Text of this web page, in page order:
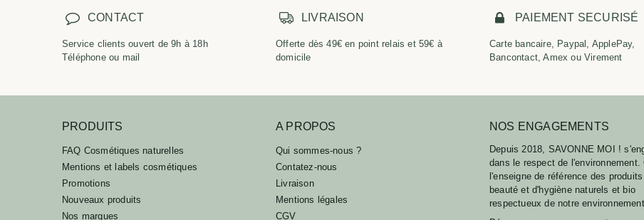
CONTACT
Service clients ouvert de 9h à 18h
Téléphone ou mail
LIVRAISON
Offerte dès 49€ en point relais et 59€ à
domicile
PAIEMENT SECURISÉ
Carte bancaire, Paypal, ApplePay,
Bancontact, Amex ou Virement
PRODUITS
FAQ Cosmétiques naturelles
Mentions et labels cosmétiques
Promotions
Nouveaux produits
Nos marques
A PROPOS
Qui sommes-nous ?
Contatez-nous
Livraison
Mentions légales
CGV
NOS ENGAGEMENTS
Depuis 2018, SAVONNE MOI !
dans le respect de l'environnement.
l'enseigne de référence des
beauté et d'hygiène naturels et bio
respectueux de notre